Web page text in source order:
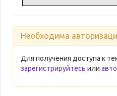
Необходима
Для получения доступа к
зарегистрируйтесь или